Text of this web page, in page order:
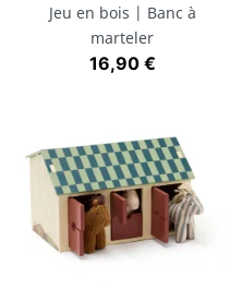
Jeu en bois | Banc à
marteler
Prix
16,90 €